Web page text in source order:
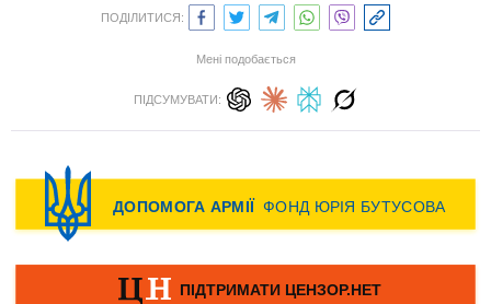
ПОДІЛИТИСЯ:
Мені подобається
ПІДСУМУВАТИ: